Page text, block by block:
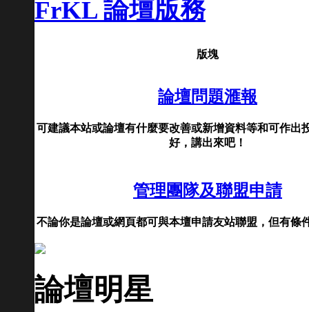
FrKL 論壇版務
版塊
論壇問題滙報
可建議本站或論壇有什麼要改善或新增資料等和可作出
好，講出來吧！
管理團隊及聯盟申請
不論你是論壇或網頁都可與本壇申請友站聯盟，但有條
論壇明星